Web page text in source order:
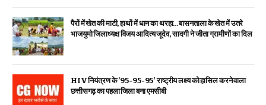
पैरों में खेत की माटी, हाथों में धान का थरहा…बासनताला के खेत में उतरे
भाजयुमो जिलाध्यक्ष विजय आदित्य जूदेव, सादगी ने जीता ग्रामीणों का दिल
HIV नियंत्रण के ’95-95-95′ राष्ट्रीय लक्ष्य को हासिल करने वाला
छत्तीसगढ़ का पहला जिला बना एमसीबी